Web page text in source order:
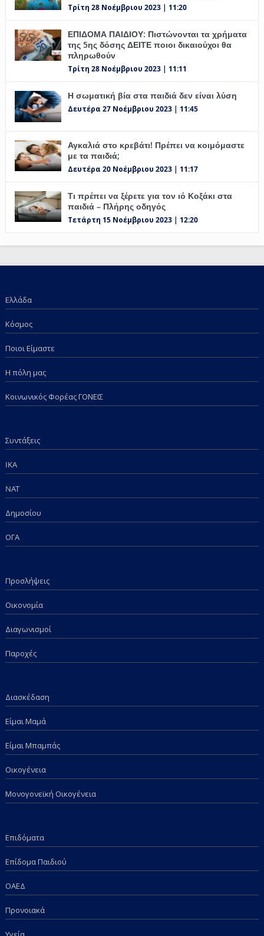
Τρίτη 28 Νοέμβριου 2023 | 11:20
ΕΠΙΔΟΜΑ ΠΑΙΔΙΟΥ: Πιστώνονται τα χρήματα
της 5ης δόσης ΔΕΙΤΕ ποιοι δικαιούχοι θα
πληρωθούν
Τρίτη 28 Νοέμβριου 2023 | 11:11
Η σωματική βία στα παιδιά δεν είναι λύση
Δευτέρα 27 Νοέμβριου 2023 | 11:45
Αγκαλιά στο κρεβάτι! Πρέπει να κοιμόμαστε
με τα παιδιά;
Δευτέρα 20 Νοέμβριου 2023 | 11:17
Τι πρέπει να ξέρετε για τον ιό Κοξάκι στα
παιδιά – Πλήρης οδηγός
Τετάρτη 15 Νοέμβριου 2023 | 12:20
Ελλάδα
Κόσμος
Ποιοι Είμαστε
Η πόλη μας
Κοινωνικός Φορέας ΓΟΝΕΙΣ
Συντάξεις
IKA
NAT
Δημοσίου
ΟΓΑ
Προσλήψεις
Οικονομία
Διαγωνισμοί
Παροχές
Διασκέδαση
Είμαι Μαμά
Είμαι Μπαμπάς
Οικογένεια
Μονογονεϊκή Οικογένεια
Επιδόματα
Επίδομα Παιδιού
ΟΑΕΔ
Προνοιακά